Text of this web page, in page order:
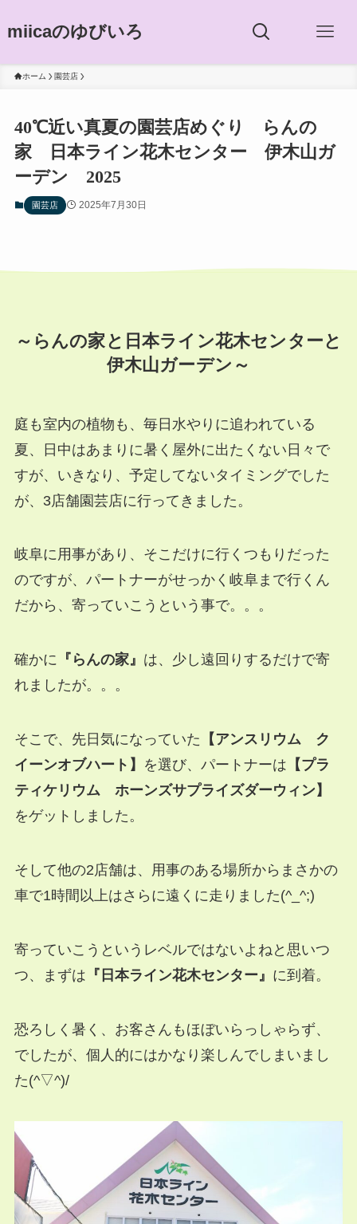
miicaのゆびいろ
ホーム 園芸店
40℃近い真夏の園芸店めぐり らんの
家 日本ライン花木センター 伊木山ガ
ーデン 2025
園芸店 2025年7月30日
～らんの家と日本ライン花木センターと
伊木山ガーデン～
庭も室内の植物も、毎日水やりに追われている
夏、日中はあまりに暑く屋外に出たくない日々で
すが、いきなり、予定してないタイミングでした
が、3店舗園芸店に行ってきました。
岐阜に用事があり、そこだけに行くつもりだった
のですが、パートナーがせっかく岐阜まで行くん
だから、寄っていこうという事で。。。
確かに 『らんの家』 は、少し遠回りするだけで寄
れましたが。。。
そこで、先日気になっていた 【アンスリウム ク
イーンオブハート】
を選び、パートナーは 【プラ
ティケリウム ホーンズサプライズダーウィン】
をゲットしました。
そして他の2店舗は、用事のある場所からまさかの
車で1時間以上はさらに遠くに走りました(^_^;)
寄っていこうというレベルではないよねと思いつ
つ、まずは 『日本ライン花木センター』 に到着。
恐ろしく暑く、お客さんもほぼいらっしゃらず、
でしたが、個人的にはかなり楽しんでしまいまし
た(^▽^)/